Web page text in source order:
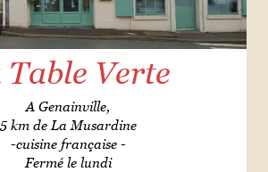
Table Verte
A Genainville,
5 km de La Musardine
-cuisine française -
Fermé le lundi